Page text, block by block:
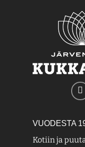
VUODESTA
Kotiin ja